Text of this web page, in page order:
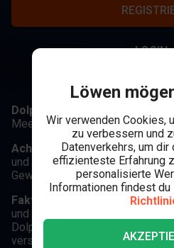
LOGIN
Dolphin's Pearl Deluxe
Meerenbewohnern nach
Achte auf: Der Delfin als Wild,
und 3+ Perlen-Scatter, die 15
Gewinne mit 3x multipliziert
Fakten zum Spiel
: Lass dich
und Co. über die 5 Walzen und
Dolphin's Pearl Deluxe Slots von
versunkenen Schatz führen!
Löwen
Wir verwenden Cookies,
zu verbessern und
Datenverkehrs, um
effizienteste Erfahrung
personalisierte
Informationen findest du